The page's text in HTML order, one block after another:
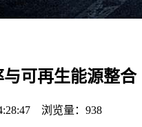
可再生能源整合
浏览量： 938